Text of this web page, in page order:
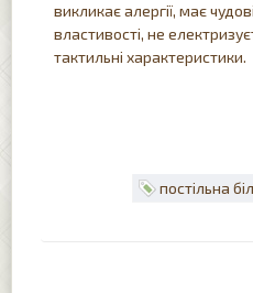
викликає алергії, має чудові
властивості, не
тактильні характеристики.
постільна